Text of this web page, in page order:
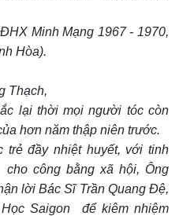
Minh Mạng 1967 - 1970,
Hòa).
Thạch,
lại thời mọi người tóc còn
hơn năm thập niên trước.
trẻ đầy nhiệt huyết, với tinh
công bằng xã hội, Ông
lời Bác Sĩ Trần Quang Đệ,
Saigon để kiêm nhiệm